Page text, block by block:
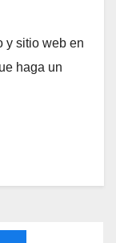
y sitio web en
haga un